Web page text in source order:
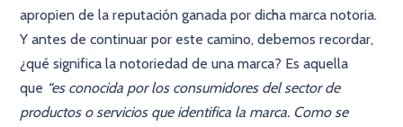
apropien de la reputación ganada por dicha marca notoria.
Y antes de continuar por este camino, debemos recordar,
¿qué significa la notoriedad de una marca? Es aquella
que “es conocida por los consumidores del sector de
productos o servicios que identifica la marca. Como se